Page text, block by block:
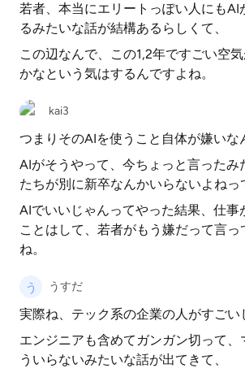
若者、本当にエリートっぽい人にもAI
るみたいな話が結構あるらしくて、
この辺なんで、この1,2年ですごい空
かなという気はするんですよね。
kai3
つまりそのAIを使うこと自体が嫌いな
AIがそうやって、今ちょっと言ったみ
たちが別に新卒なんかいらないよねっ
AIでいいじゃんってやった結果、仕事
ことはして、若者がもう嫌だって言っ
ね。
うすだ
実際ね、テック系の企業の人がすごい
エンジニアも含めてガンガン切って、
ういらないみたいな話が出てきて、